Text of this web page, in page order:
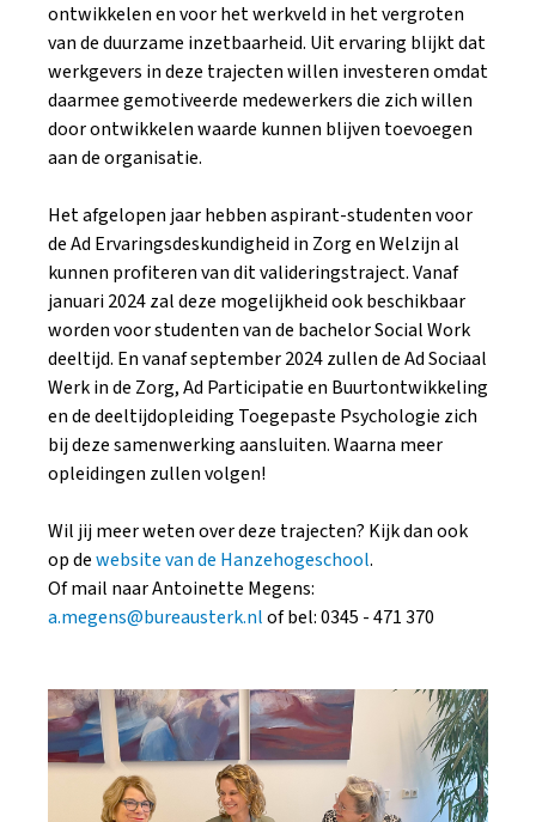
ontwikkelen en voor het werkveld in het vergroten
van de duurzame inzetbaarheid. Uit ervaring blijkt dat
werkgevers in deze trajecten willen investeren omdat
daarmee gemotiveerde medewerkers die zich willen
door ontwikkelen waarde kunnen blijven toevoegen
aan de organisatie.
Het afgelopen jaar hebben aspirant-studenten voor
de Ad Ervaringsdeskundigheid in Zorg en Welzijn al
kunnen profiteren van dit valideringstraject. Vanaf
januari 2024 zal deze mogelijkheid ook beschikbaar
worden voor studenten van de bachelor Social Work
deeltijd. En vanaf september 2024 zullen de Ad Sociaal
Werk in de Zorg, Ad Participatie en Buurtontwikkeling
en de deeltijdopleiding Toegepaste Psychologie zich
bij deze samenwerking aansluiten. Waarna meer
opleidingen zullen volgen!
Wil jij meer weten over deze trajecten? Kijk dan ook
op dewebsite van de Hanzehogeschool.
Of mail naar Antoinette Megens:
a.megens@bureausterk.nlof bel: 0345 - 471 370